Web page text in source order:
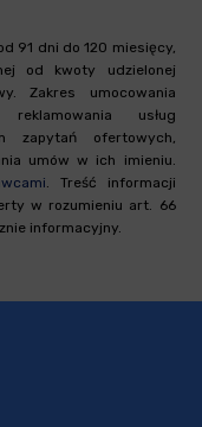
91 dni do 120 miesięcy,
od kwoty udzielonej
Zakres umocowania
usług
zapytań ofertowych,
umów w ich imieniu.
. Treść informacji
w rozumieniu art. 66
informacyjny.